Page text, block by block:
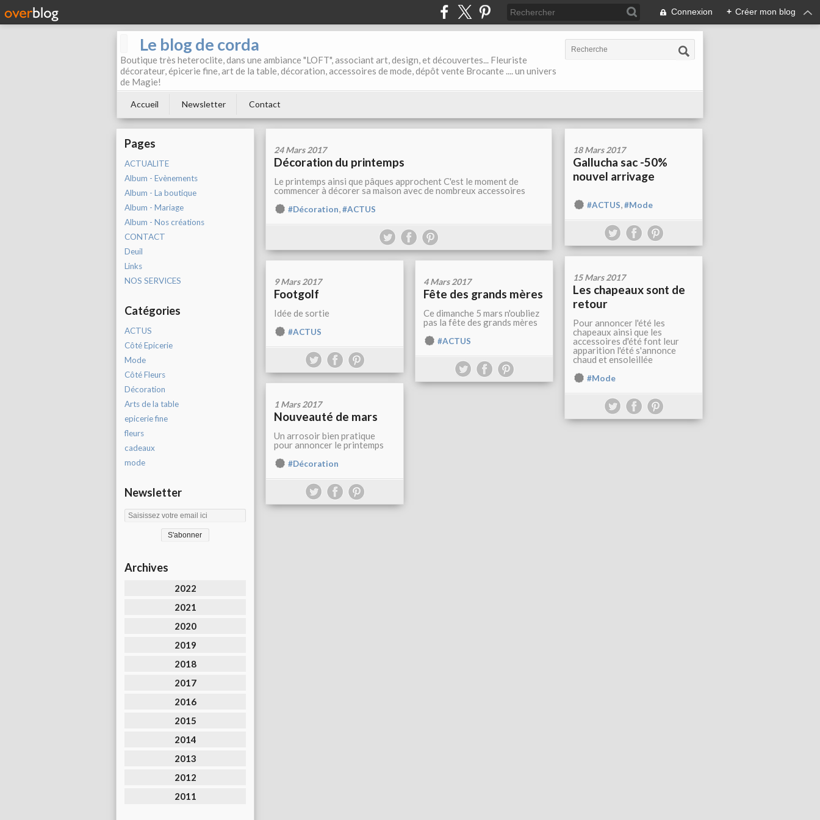
Connexion + Créer mon blog
Le blog de corda
Boutique très heteroclite, dans une ambiance "LOFT", associant art, design, et découvertes... Fleuriste
décorateur, épicerie fine, art de la table, décoration, accessoires de mode, dépôt vente Brocante .... un univers
de Magie!
Accueil Newsletter Contact
Pages
ACTUALITE
Album - Evènements
Album - La boutique
Album - Mariage
Album - Nos créations
CONTACT
Deuil
Links
NOS SERVICES
Catégories
ACTUS
Côté Epicerie
Mode
Côté Fleurs
Décoration
Arts de la table
epicerie fine
fleurs
cadeaux
mode
Newsletter
Archives
2022
2021
2020
2019
2018
2017
2016
2015
2014
2013
2012
2011
24 Mars 2017
Décoration du printemps
Le printemps ainsi que pâques approchent C'est le moment de
commencer à décorer sa maison avec de nombreux accessoires
#Décoration,#ACTUS
18 Mars 2017
Gallucha sac -50%
nouvel arrivage
#ACTUS,#Mode
15 Mars 2017
Les chapeaux sont de
retour
Pour annoncer l'été les
chapeaux ainsi que les
accessoires d'été font leur
apparition l'été s'annonce
chaud et ensoleillée
#Mode
9 Mars 2017
Footgolf
Idée de sortie
#ACTUS
4 Mars 2017
Fête des grands mères
Ce dimanche 5 mars n'oubliez
pas la fête des grands mères
#ACTUS
1 Mars 2017
Nouveauté de mars
Un arrosoir bien pratique
pour annoncer le printemps
#Décoration